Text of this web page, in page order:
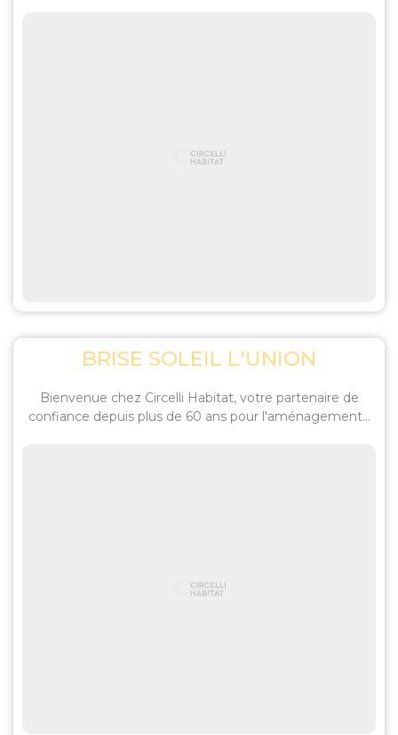
BRISE SOLEIL L'UNION
Bienvenue chez Circelli Habitat, votre partenaire de
confiance depuis plus de 60 ans pour l'aménagement...